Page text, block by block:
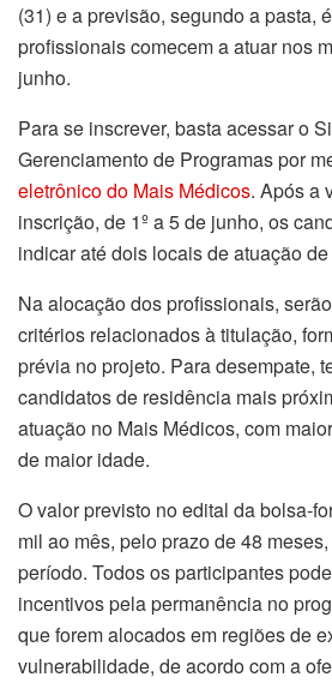
(31) e a previsão, segundo a pasta,
profissionais comecem a atuar nos
junho.
Para se inscrever, basta acessar o
Gerenciamento de Programas por
eletrônico do Mais Médicos. Após a
inscrição, de 1º a 5 de junho, os
indicar até dois locais de atuação
Na alocação dos profissionais,
critérios relacionados à titulação,
prévia no projeto. Para desempate,
candidatos de residência mais
atuação no Mais Médicos, com
de maior idade.
O valor previsto no edital da bolsa-
mil ao mês, pelo prazo de 48
período. Todos os participantes
incentivos pela permanência no
que forem alocados em regiões de
vulnerabilidade, de acordo com a